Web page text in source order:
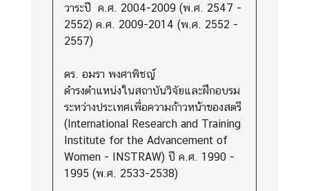
วาระปี ค.ศ. 2004-2009 (พ.ศ. 2547 -
2552) ค.ศ. 2009-2014 (พ.ศ. 2552 -
2557)
ดร. อมรา พงศาพิชญ์
ดำรงตำแหน่งในสถาบันวิจัยและฝึกอบรม
ระหว่างประเทศเพื่อความก้าวหน้าของสตรี
(International Research and Training
Institute for the Advancement of
Women - INSTRAW) ปี ค.ศ. 1990 -
1995 (พ.ศ. 2533-2538)